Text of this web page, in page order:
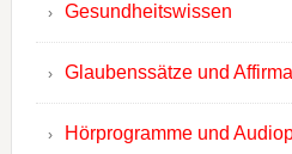
Gesundheitswissen
Glaubenssätze und
Hörprogramme und